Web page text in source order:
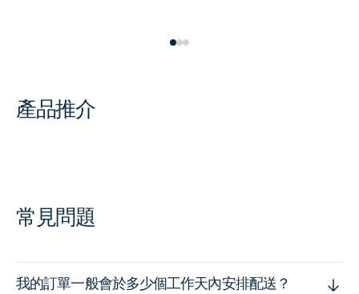
產品推介
常見問題
我的訂單一般會於多少個工作天內安排配送？